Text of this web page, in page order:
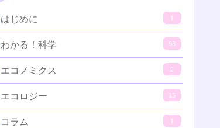
はじめに 1
わかる！科学 96
エコノミクス 2
エコロジー 15
コラム 1